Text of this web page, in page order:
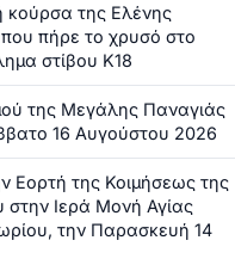
της Ελένης
πήρε το χρυσό στο
στίβου Κ18
της Μεγάλης Παναγιάς
16 Αυγούστου 2026
Εορτή της Κοιμήσεως της
Ιερά Μονή Αγίας
την Παρασκευή 14